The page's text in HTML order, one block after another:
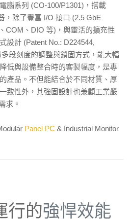
腦系列 (CO-100/P1301)，搭載
，除了豐富 I/O 接口 (2.5 GbE
COM、DIO 等)，與靈活的擴充性
設計 (Patent No.: D224544,
段刻度的調整與鎖固方式，能大幅
低與設備整合時的客製幅度，是專
產品。不但能結合於不同材質、厚
致性外，其強固設計也兼顧工業嚴
求。
Panel PC & Industrial Monitor
行的強悍效能